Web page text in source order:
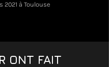
2021 à Toulouse
ONT FAIT